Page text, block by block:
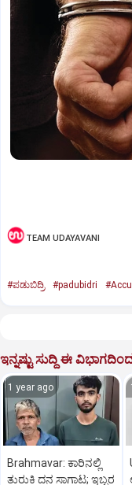
TEAM UDAYAVANI
#ಪಡುಬಿದ್ರಿ #padubidri
ಇನ್ನಷ್ಟು ಸುದ್ದಿ ಈ
1 year ago
Brahmavar: ಕಾರಿನಲ್ಲಿ
ತುರುಕಿ ದನ ಸಾಗಾಟ; ಇಬ್ಬರ